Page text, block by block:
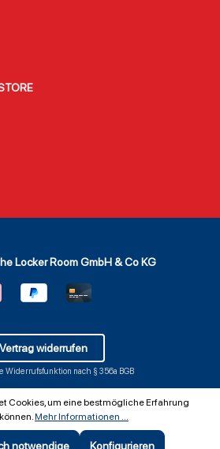
Locker Room GmbH & Co KG
Vertrag widerrufen
Widerrufsfunktion nach § 356a BGB
Cookies, um eine bestmögliche Erfahrung
Mehr Informationen ...
notwendige Konfigurieren